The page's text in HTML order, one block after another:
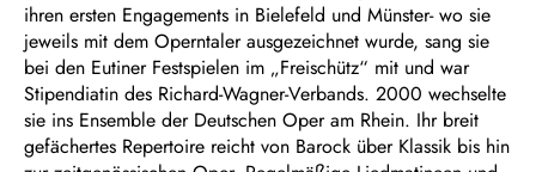
ihren ersten Engagements in Bielefeld und Münster- wo sie
jeweils mit dem Operntaler ausgezeichnet wurde, sang sie
bei den Eutiner Festspielen im „Freischütz“ mit und war
Stipendiatin des Richard-Wagner-Verbands. 2000 wechselte
sie ins Ensemble der Deutschen Oper am Rhein. Ihr breit
gefächertes Repertoire reicht von Barock über Klassik bis hin